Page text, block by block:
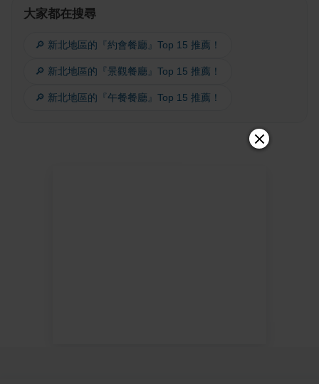
大家都在搜尋
🔎 新北地區的『約會餐廳』Top 15 推薦！
🔎 新北地區的『景觀餐廳』Top 15 推薦！
🔎 新北地區的『午餐餐廳』Top 15 推薦！